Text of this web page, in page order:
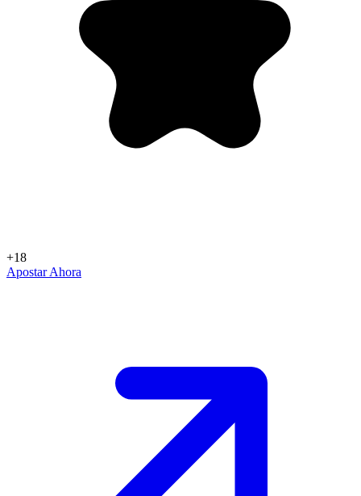
+18
Apostar Ahora